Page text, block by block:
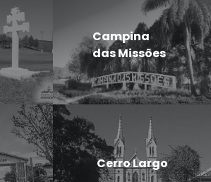
Campina
das Missões
Cerro Largo